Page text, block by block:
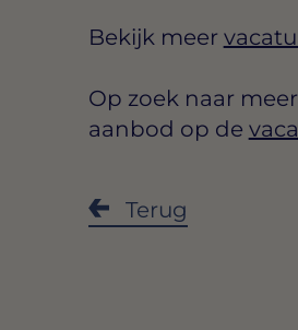
Bekijk meer
Op zoek naar
aanbod op de
Terug